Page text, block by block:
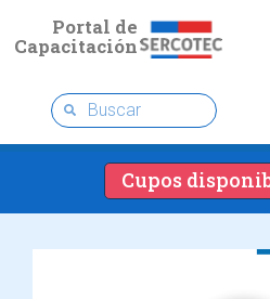
Portal de
Capacitación
Cupos